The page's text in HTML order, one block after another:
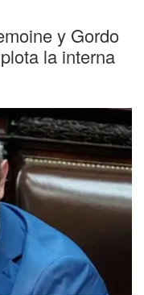
y Gordo
la interna